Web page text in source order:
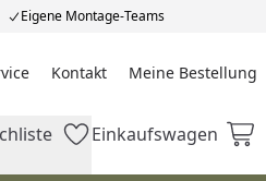
Eigene Montage-Teams
Kontakt Meine Bestellung
Meine Bestellung
Einkaufswagen
Einkaufswagen